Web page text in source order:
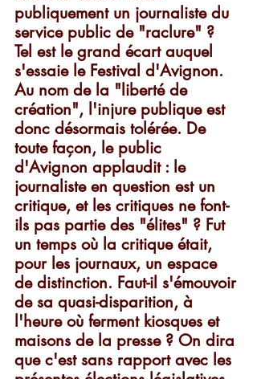
publiquement un journaliste du
service public de "raclure" ?
Tel est le grand écart auquel
s'essaie le Festival d'Avignon.
Au nom de la "liberté de
création", l'injure publique est
donc désormais tolérée. De
toute façon, le public
d'Avignon applaudit : le
journaliste en question est un
critique, et les critiques ne font-
ils pas partie des "élites" ? Fut
un temps où la critique était,
pour les journaux, un espace
de distinction. Faut-il s'émouvoir
de sa quasi-disparition, à
l'heure où ferment kiosques et
maisons de la presse ? On dira
que c'est sans rapport avec les